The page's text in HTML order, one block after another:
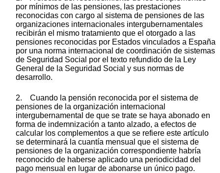
por mínimos de las pensiones, las prestaciones
reconocidas con cargo al sistema de pensiones de las
organizaciones internacionales intergubernamentales
recibirán el mismo tratamiento que el otorgado a las
pensiones reconocidas por Estados vinculados a España
por una norma internacional de coordinación de sistemas
de Seguridad Social por el texto refundido de la Ley
General de la Seguridad Social y sus normas de
desarrollo.
2. Cuando la pensión reconocida por el sistema de
pensiones de la organización internacional
intergubernamental de que se trate se haya abonado en
forma de indemnización a tanto alzado, a efectos de
calcular los complementos a que se refiere este artículo
se determinará la cuantía mensual que el sistema de
pensiones de la organización correspondiente habría
reconocido de haberse aplicado una periodicidad del
pago mensual en lugar de abonarse un único pago.